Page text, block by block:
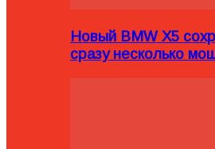
Новый BMW X5
сразу несколько